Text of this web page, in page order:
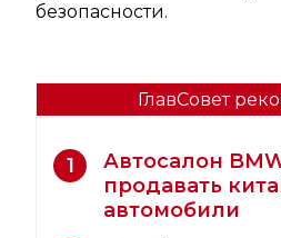
безопасности.
ГлавСовет
1
Автосалон
продавать
автомобили